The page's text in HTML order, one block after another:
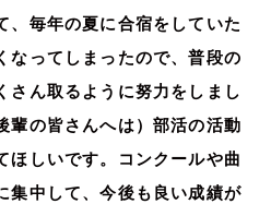
、毎年の夏に合宿をしていた
なってしまったので、普段の
さん取るように努力をしまし
の皆さんへは）部活の活動
ほしいです。コンクールや曲
集中して、今後も良い成績が